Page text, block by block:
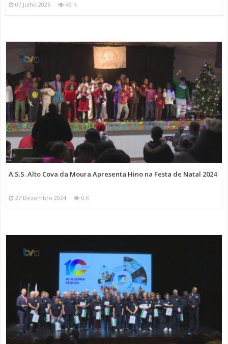
07 Julho 2026 49 K
A.S.S. Alto Cova da Moura Apresenta Hino na Festa de Natal 2024
27 Dezembro 2024 0 K